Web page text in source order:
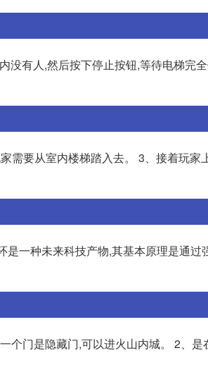
没有人,然后按下停止按钮,等待电梯完
需要从室内楼梯踏入去。 3、接着玩家
一种未来科技产物,其基本原理是通
个门是隐藏门,可以进火山内城。 2、